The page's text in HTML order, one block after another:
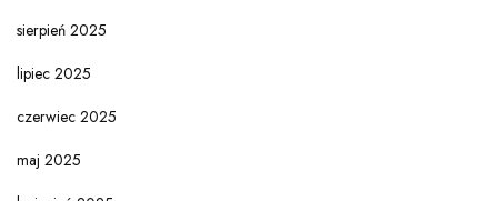
sierpień 2025
lipiec 2025
czerwiec 2025
maj 2025